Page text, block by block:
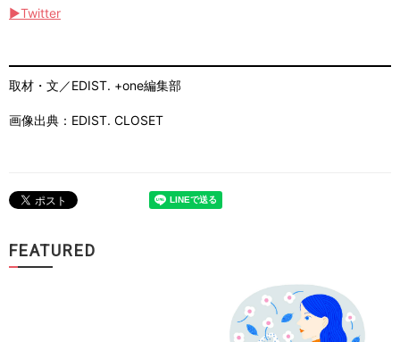
▶︎Twitter
取材・文／EDIST. +one編集部
画像出典：EDIST. CLOSET
FEATURED